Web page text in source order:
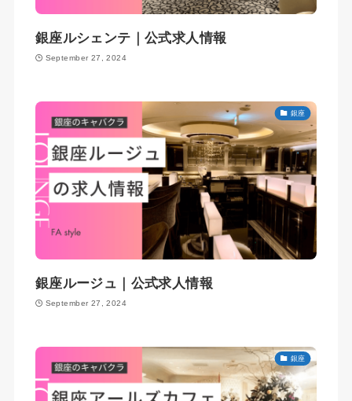
銀座ルシェンテ｜公式求人情報
September 27, 2024
銀座
銀座ルージュ｜公式求人情報
September 27, 2024
銀座